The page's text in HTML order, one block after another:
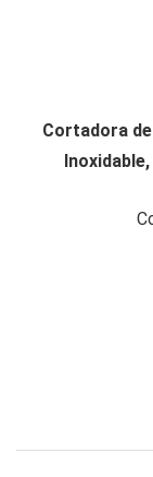
Cortadora